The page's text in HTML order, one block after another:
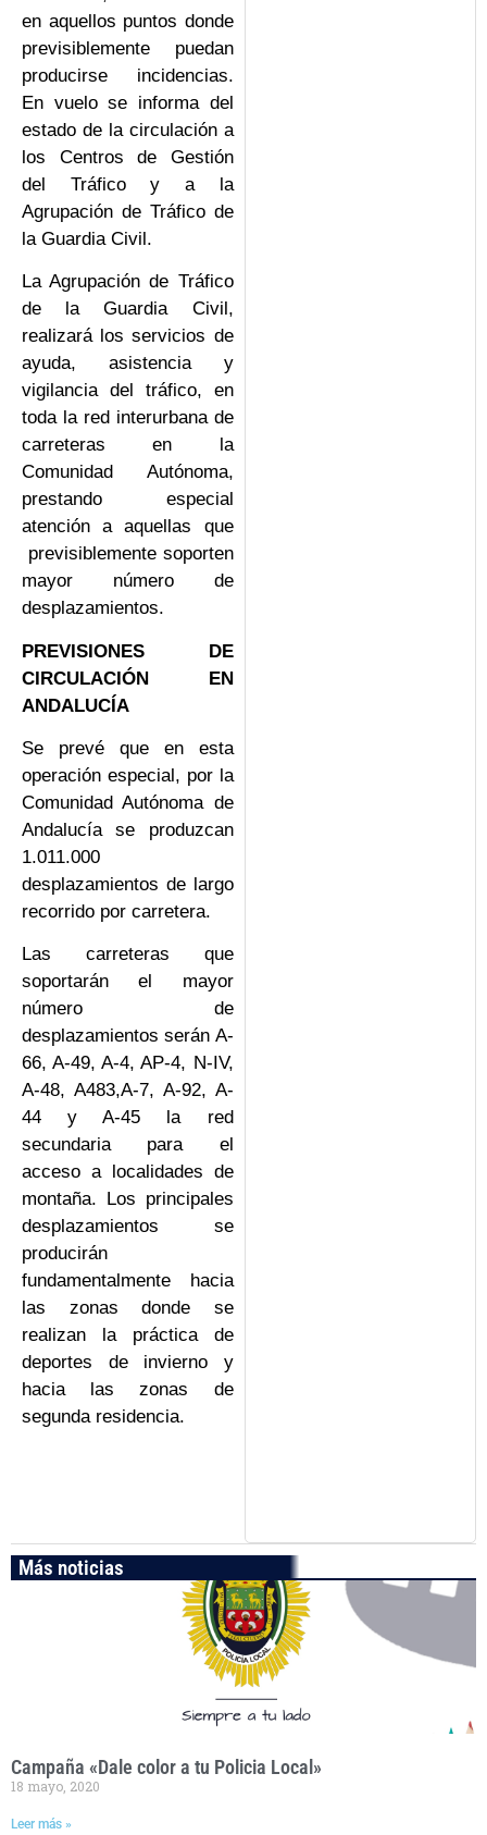
en aquellos puntos donde
previsiblemente puedan
producirse incidencias.
En vuelo se informa del
estado de la circulación a
los Centros de Gestión
del Tráfico y a la
Agrupación de Tráfico de
la Guardia Civil.
La Agrupación de Tráfico
de la Guardia Civil,
realizará los servicios de
ayuda, asistencia y
vigilancia del tráfico, en
toda la red interurbana de
carreteras en la
Comunidad Autónoma,
prestando especial
atención a aquellas que
previsiblemente soporten
mayor número de
desplazamientos.
PREVISIONES DE
CIRCULACIÓN EN
ANDALUCÍA
Se prevé que en esta
operación especial, por la
Comunidad Autónoma de
Andalucía se produzcan
1.011.000
desplazamientos de largo
recorrido por carretera.
Las carreteras que
soportarán el mayor
número de
desplazamientos serán A-
66, A-49, A-4, AP-4, N-IV,
A-48, A483,A-7, A-92, A-
44 y A-45 la red
secundaria para el
acceso a localidades de
montaña. Los principales
desplazamientos se
producirán
fundamentalmente hacia
las zonas donde se
realizan la práctica de
deportes de invierno y
hacia las zonas de
segunda residencia.
Más noticias
Campaña «Dale color a tu Policia Local»
18 mayo, 2020
Leer más »